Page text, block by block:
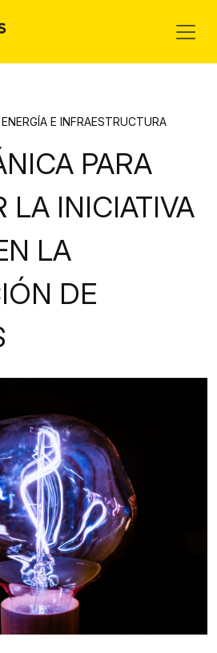
E INFRAESTRUCTURA
PARA
LA INICIATIVA
LA
DE